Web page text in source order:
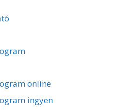
online
ingyen